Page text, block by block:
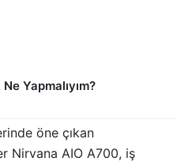
Yapmalıyım?
öne çıkan
Nirvana AIO A700, iş